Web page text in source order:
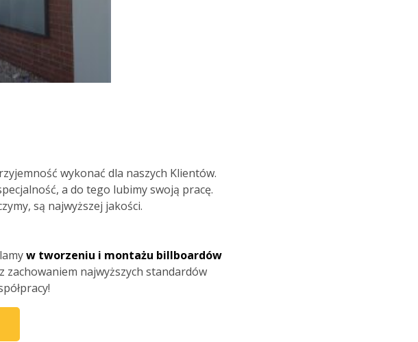
wykonać dla naszych Klientów.
a do tego lubimy swoją pracę.
są najwyższej jakości.
w tworzeniu i montażu billboardów
zachowaniem najwyższych standardów